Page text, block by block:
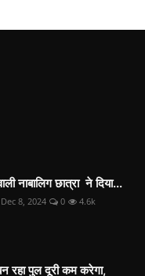
नाबालिग छात्रा ने दिया...
Dec 8, 2024 0 4.6k
रहा पुल दूरी कम करेगा,